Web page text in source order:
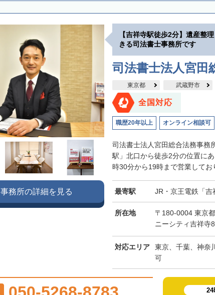
【吉祥寺駅徒歩2分】遺産整
きる司法書士事務所です
司法書士法人宮田
東京都 武蔵野市
全国対応
職歴20年以上 オンライン相談可
司法書士法人宮田総合法務事務
駅」北口から徒歩2分の位置に
時30分から19時まで営業してお
最寄駅 JR・京王電鉄「吉
所在地
〒180-0004 東京
ニーシティ吉祥寺
対応エリア
東京、千葉、神奈
可
事務所の詳細を見る
24